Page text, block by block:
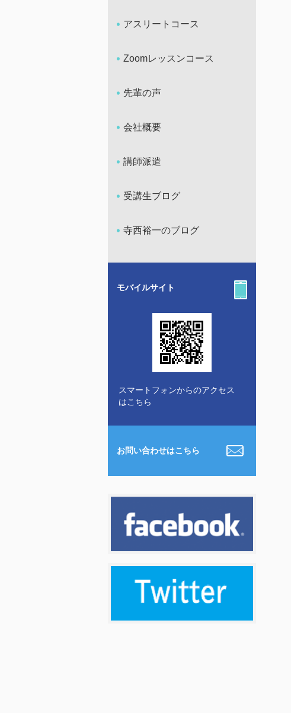
アスリートコース
Zoomレッスンコース
先輩の声
会社概要
講師派遣
受講生ブログ
寺西裕一のブログ
モバイルサイト
スマートフォンからのアクセス
はこちら
お問い合わせはこちら